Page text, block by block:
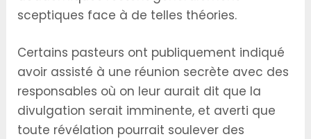
sceptiques face à de telles théories.
Certains pasteurs ont publiquement indiqué
avoir assisté à une réunion secrète avec des
responsables où on leur aurait dit que la
divulgation serait imminente, et averti que
toute révélation pourrait soulever des